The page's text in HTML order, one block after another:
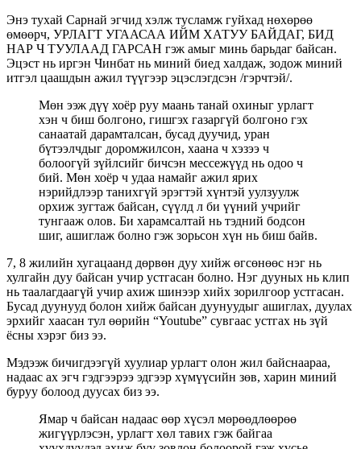
Энэ тухай Сарнай эгчид хэлж тусламж гуйхад нөхөрөө
өмөөрч, УРЛАГТ УГААСАА ИЙМ ХАТУУ БАЙДАГ, БИД
НАР Ч ТУУЛААД ГАРСАН гэж амыг минь барьдаг байсан.
Эцэст нь иргэн Чинбат нь миний биед халдаж, зодож миний
итгэл цаашдын ажил түүгээр эцэслэгдсэн /гэрчтэй/.
Мөн ээж дүү хоёр руу маань танай охиныг урлагт
хэн ч биш болгоно, гишгэх газаргүй болгоно гэх
санаатай дарамталсан, бусад дуучид, уран
бүтээлчдыг доромжилсон, хаана ч хэзээ ч
болоогүй зүйлсийг бичсэн мессежүүд нь одоо ч
бий. Мөн хоёр ч удаа намайг ажил ярих
нэрийдлээр танихгүй эрэгтэй хүнтэй уулзуулж
орхиж зугтаж байсан, сүүлд л би үүний учрийг
тунгааж олов. Би харамсалтай нь тэдний бодсон
шиг, ашиглаж болно гэж зорьсон хүн нь биш байв.
7, 8 жилийн хугацаанд дөрвөн дуу хийж өгсөнөөс нэг нь
хулгайн дуу байсан учир устгасан болно. Нэг дууных нь клип
нь таалагдаагүй учир ахиж шинээр хийх зорилгоор устгасан.
Бусад дуунууд болон хийж байсан дуунуудыг ашиглах, дуулах
эрхийг хаасан тул өөрийн “Youtube” сувгаас устгах нь зүй
ёсны хэрэг биз ээ.
Мэдээж бичигдээгүй хуулиар урлагт олон жил байснаараа,
надаас ах эгч гэдгээрээ эдгээр хүмүүсийн зөв, харин миний
буруу болоод дуусах биз ээ.
Ямар ч байсан надаас өөр хүсэл мөрөөдлөөрөө
жигүүрлэсэн, урлагт хөл тавих гэж байгаа